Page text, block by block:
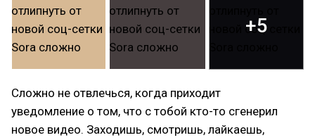
+5
Сложно не отвлечься, когда приходит
уведомление о том, что с тобой кто-то сгенерил
новое видео. Заходишь, смотришь, лайкаешь,